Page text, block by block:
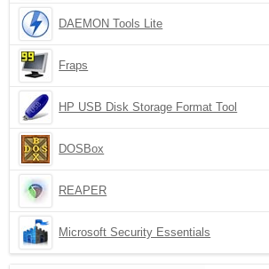
DAEMON Tools Lite
Fraps
HP USB Disk Storage Format Tool
DOSBox
REAPER
Microsoft Security Essentials